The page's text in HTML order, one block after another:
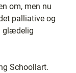
om, men nu
palliative og
glædelig
Schoollart.